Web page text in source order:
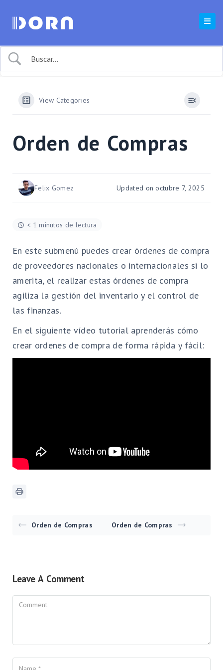
View Categories
Orden de Compras
Felix Gomez Updated on octubre 7, 2025
< 1 minutos de lectura
En este submenú puedes crear órdenes de compra
de proveedores nacionales o internacionales si lo
amerita, el realizar estas órdenes de compra
agiliza la gestión del inventario y el control de
las finanzas.
En el siguiente vídeo tutorial aprenderás cómo
crear ordenes de compra de forma rápida y fácil:
Orden de Compras Orden de Compras
Leave A Comment
Comment
Name